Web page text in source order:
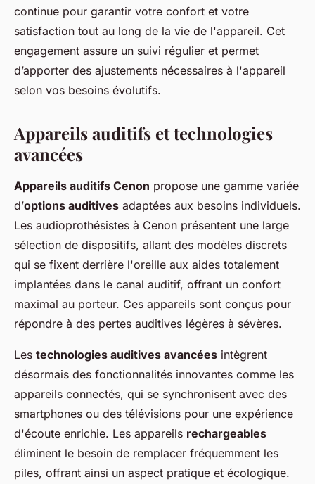
continue pour garantir votre confort et votre
satisfaction tout au long de la vie de l'appareil. Cet
engagement assure un suivi régulier et permet
d’apporter des ajustements nécessaires à l'appareil
selon vos besoins évolutifs.
Appareils auditifs et technologies
avancées
Appareils auditifs Cenon propose une gamme variée
d’options auditives adaptées aux besoins individuels.
Les audioprothésistes à Cenon présentent une large
sélection de dispositifs, allant des modèles discrets
qui se fixent derrière l'oreille aux aides totalement
implantées dans le canal auditif, offrant un confort
maximal au porteur. Ces appareils sont conçus pour
répondre à des pertes auditives légères à sévères.
Les technologies auditives avancées intègrent
désormais des fonctionnalités innovantes comme les
appareils connectés, qui se synchronisent avec des
smartphones ou des télévisions pour une expérience
d'écoute enrichie. Les appareils rechargeables
éliminent le besoin de remplacer fréquemment les
piles, offrant ainsi un aspect pratique et écologique.